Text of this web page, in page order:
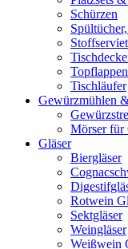
Schürzen
Tischläufer
Gewürzmühlen
Mörser für
Gläser
Biergläser
Rotwein
Sektgläser
Weingläser
Weißwein